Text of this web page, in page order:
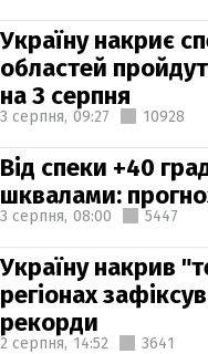
Україну накриє
областей
на 3 серпня
3 серпня, 09:27 10928
Від спеки +40
шквалами:
3 серпня, 08:00 5447
Україну накрив
регіонах
рекорди
2 серпня, 14:52 3641